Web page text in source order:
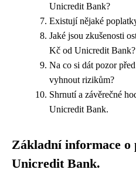
Unicredit Bank?
Existují nějaké
Jaké jsou zkušenosti
Kč od Unicredit Bank?
Na co si dát pozor
vyhnout rizikům?
Shrnutí a závěrečné
Unicredit Bank.
Základní informace o
Unicredit Bank.